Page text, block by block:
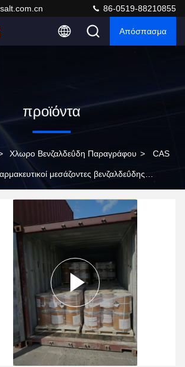
86-0519-88210855
Απόσπασμα
προϊόντα
Χλωρο Βενζαλδεΰδη Παραγράφου > CAS
μεσάζοντες βενζαλδεΰδης